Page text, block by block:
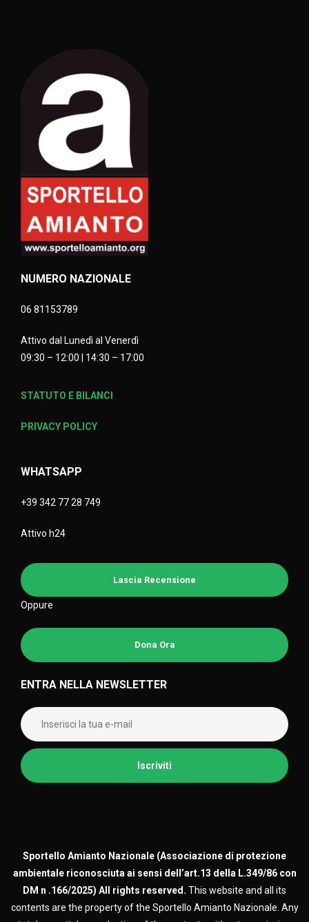
NUMERO NAZIONALE
06 81153789
Attivo dal Lunedì al Venerdì
09:30 – 12:00 | 14:30 – 17:00
STATUTO E BILANCI
PRIVACY POLICY
WHATSAPP
+39 342 77 28 749
Attivo h24
Lascia Recensione
Oppure
Dona Ora
ENTRA NELLA NEWSLETTER
Sportello Amianto Nazionale (Associazione di protezione
ambientale riconosciuta ai sensi dell’art.13 della L.349/86 con
DM n .166/2025) All rights reserved. This website and all its
contents are the property of the Sportello Amianto Nazionale. Any